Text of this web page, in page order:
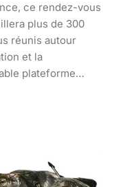
ce rendez-vous
plus de 300
réunis autour
et la
plateforme…